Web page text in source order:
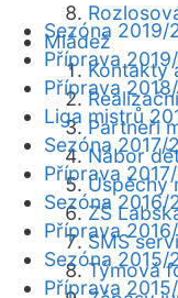
Mládež
Kontakty
Partneři
Nábor
Úspěchy
ZŠ
SMS
Týmová
Sezóna 2019/
Příprava
Příprava
Liga mistrů
Sezóna 2017/
Příprava
Sezóna 2016/
Příprava
Sezóna 2015/
Příprava